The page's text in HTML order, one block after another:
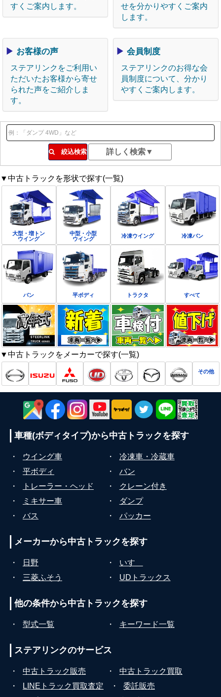
すくご案内します。
せを分かりやすくご案内
します。
▶ お客様の声
ステアリンクをご利用い
ただいたお客様から寄せ
られた声をご紹介しま
す。
▶ 会員制度
ステアリンクのお得な会
員制度について、分かり
やすくご案内します。
絞込検索
▼中古トラックを形状で探す(一覧)
大型・増トン
ウイング
中型・小型
ウイング
冷凍ウイング 冷凍バン
バン 平ボディ トラクタ すべて
▼中古トラックをメーカーで探す(一覧)
その他
車種(ボディタイプ)から中古トラックを探す
・ ウイング車 ・
冷凍車・冷蔵車
・
平ボディ ・
バン
・
トレーラー・ヘッド ・
クレーン付き
・
ミキサー車 ・
ダンプ
・
バス ・ パッカー
メーカーから中古トラックを探す
・ 日野 ・
いすゞ
・
三菱ふそう ・ UDトラックス
他の条件から中古トラックを探す
・ 型式一覧 ・ キーワード一覧
ステアリンクのサービス
・ 中古トラック販売 ・
中古トラック買取
・
LINEトラック買取査定 ・
委託販売